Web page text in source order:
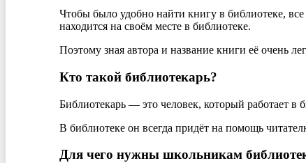
Чтобы было удобно найти книгу в библиотеке,
находится на своём месте в библиотеке.
Поэтому зная автора и название книги её очень
Кто такой библиотекарь?
Библиотекарь — это человек, который работает в
В библиотеке он всегда придёт на помощь
Для чего нужны школьникам